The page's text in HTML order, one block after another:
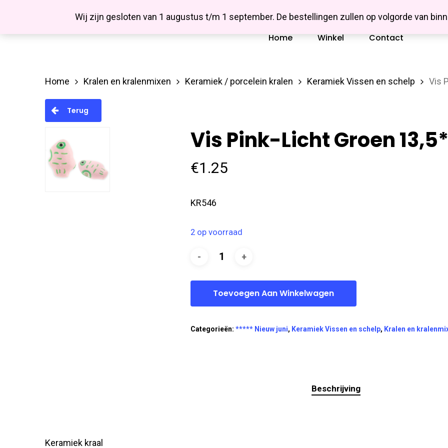
Wij zijn gesloten van 1 augustus t/m 1 september. De bestellingen zullen op volgorde van
Hit enter to search or ESC to close
Missbluesieraden
Facebook
Home
Winkel Contact
Home Kralen en kralenmixen Keramiek / porcelein kralen Keramiek Vissen en schelp Vis
Terug
Vis Pink-Licht Groen
€1.25
KR546
2 op voorraad
Toevoegen Aan Winkelwagen
Categorieën: ***** Nieuw juni, Keramiek Vissen en schelp, Kralen en
Beschrijving
Keramiek kraal